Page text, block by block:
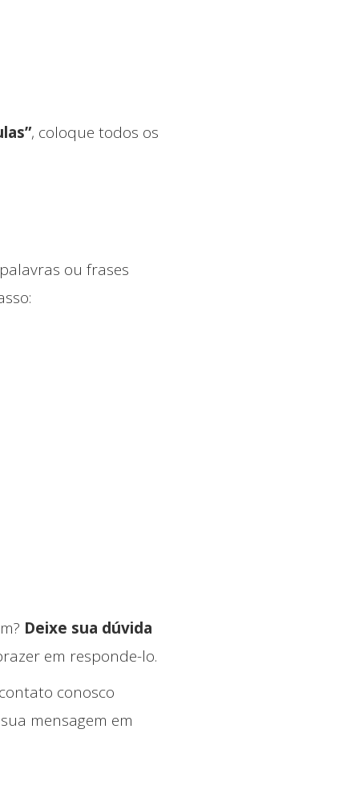
, coloque todos os
ou frases
Deixe sua dúvida
em responde-lo.
conosco
mensagem em